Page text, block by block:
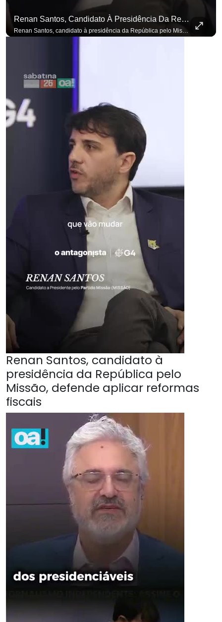
Renan Santos, Candidato À Presidência Da República Pelo Missão, Defende Aplicar Reformas Fiscais
Renan Santos, candidato à presidência da República pelo Missão, defende aplicar reformas fiscais impopulares para conter aumento incontrolado dos gastos e dívida pública, garantindo que essas medidas afetarão positivamente o ambiente econômico no Brasil. Se você busca informação com credibilidade, inscreva-se agora e ative o
Renan Santos, candidato à
presidência da República pelo
Missão, defende aplicar reformas
fiscais